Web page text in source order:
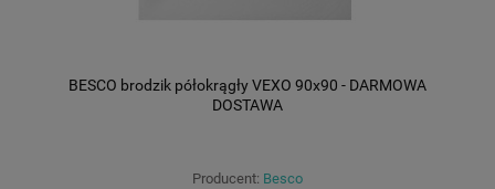
BESCO brodzik półokrągły VEXO 90x90 - DARMOWA
DOSTAWA
Producent: Besco